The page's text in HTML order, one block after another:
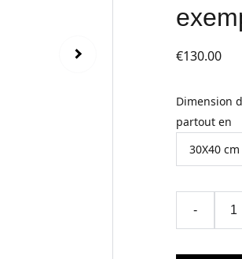
€130.00
Dimension
partout en
-